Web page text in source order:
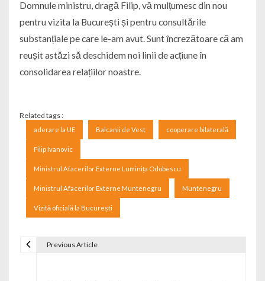
Domnule ministru, dragă Filip, vă mulțumesc din nou
pentru vizita la București și pentru consultările
substanțiale pe care le-am avut. Sunt încrezătoare că am
reușit astăzi să deschidem noi linii de acțiune în
consolidarea relațiilor noastre.
Related tags :
aderare la UE Balcanii de Vest cooperare bilaterală
Filip Ivanovic
Ministrul Afacerilor Externe Luminița Odobescu
Ministrul Afacerilor Externe Muntenegru Muntenegru
Vizită oficială la București
Previous Article